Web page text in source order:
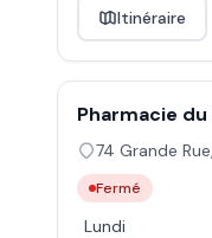
Itinéraire
Pharmacie du
74 Grande Rue,
Fermé
Lundi